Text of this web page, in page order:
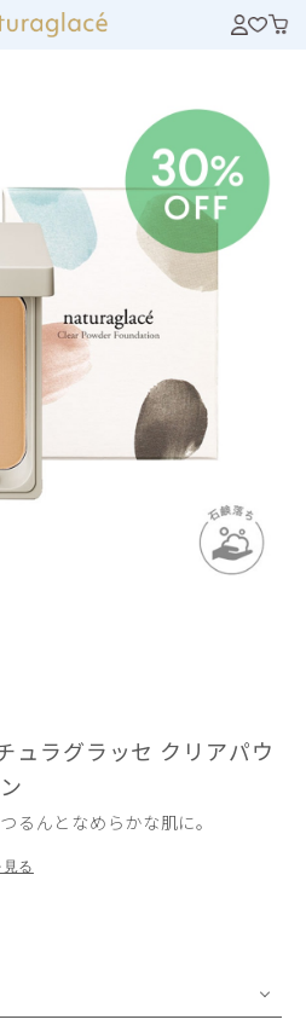
ュラグラッセ クリアパウ
るんとなめらかな肌に。
る